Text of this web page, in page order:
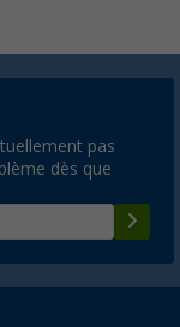
pas
dès que